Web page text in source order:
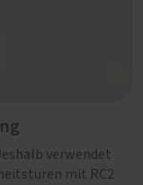
verwendet
mit RC2